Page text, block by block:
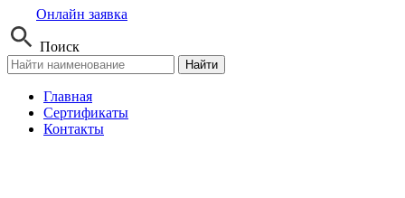
Онлайн заявка
Поиск
Найти
Главная
Сертификаты
Контакты